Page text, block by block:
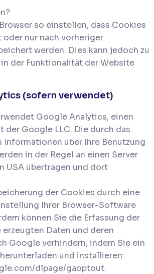
so einstellen, dass Cookies
nur nach vorheriger
werden. Dies kann jedoch zu
der Funktionalität der Website
(sofern verwendet)
Google Analytics, einen
der Google LLC. Die durch das
Informationen über Ihre Benutzung
in der Regel an einen Server
USA übertragen und dort
der Cookies durch eine
Ihrer Browser-Software
können Sie die Erfassung der
Daten und deren
Google verhindern, indem Sie ein
und installieren:
dlpage/gaoptout.